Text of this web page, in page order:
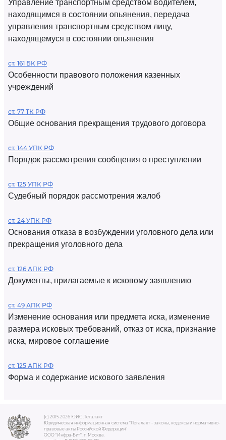
Управление транспортным средством водителем,
находящимся в состоянии опьянения, передача
управления транспортным средством лицу,
находящемуся в состоянии опьянения
ст. 161 БК РФ
Особенности правового положения казенных
учреждений
ст. 77 ТК РФ
Общие основания прекращения трудового договора
ст. 144 УПК РФ
Порядок рассмотрения сообщения о преступлении
ст. 125 УПК РФ
Судебный порядок рассмотрения жалоб
ст. 24 УПК РФ
Основания отказа в возбуждении уголовного дела или
прекращения уголовного дела
ст. 126 АПК РФ
Документы, прилагаемые к исковому заявлению
ст. 49 АПК РФ
Изменение основания или предмета иска, изменение
размера исковых требований, отказ от иска, признание
иска, мировое соглашение
ст. 125 АПК РФ
Форма и содержание искового заявления
(c) 2015-2026 ЮИС Легалакт
Юридическая информационная система "Легалакт - законы, кодексы и нормативно-
правовые акты Российской Федерации"
ООО "Инфра-Бит", г. Москва.